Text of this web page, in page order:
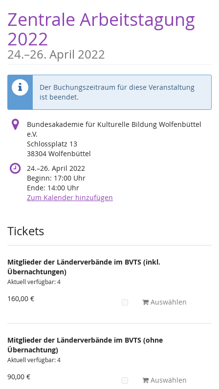
Haupt-
Inhalt
springen
Zentrale Arbeitstagung
2022
24.–bis
26. April 2022
Der Buchungszeitraum für diese Veranstaltung
ist beendet.
Bundesakademie für Kulturelle Bildung Wolfenbüttel
e.V.
Schlossplatz 13
38304 Wolfenbüttel
24.–bis
26. April 2022
Beginn: 17:00 Uhr
Ende: 14:00 Uhr
Zum Kalender hinzufügen
Produkte
Tickets
Mitglieder der Länderverbände im BVTS (inkl.
Übernachtungen)
Aktuell verfügbar: 4
160,00 € Auswählen
Mitglieder der Länderverbände im BVTS (ohne
Übernachtung)
Aktuell verfügbar: 4
90,00 € Auswählen